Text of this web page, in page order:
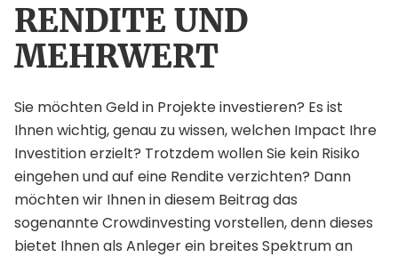
RENDITE UND
MEHRWERT
Sie möchten Geld in Projekte investieren? Es ist
Ihnen wichtig, genau zu wissen, welchen Impact Ihre
Investition erzielt? Trotzdem wollen Sie kein Risiko
eingehen und auf eine Rendite verzichten? Dann
möchten wir Ihnen in diesem Beitrag das
sogenannte Crowdinvesting vorstellen, denn dieses
bietet Ihnen als Anleger ein breites Spektrum an